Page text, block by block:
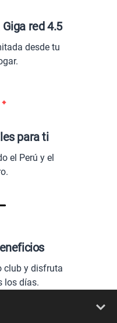
red 4.5
desde tu
para ti
el Perú y el
club y disfruta
los días.